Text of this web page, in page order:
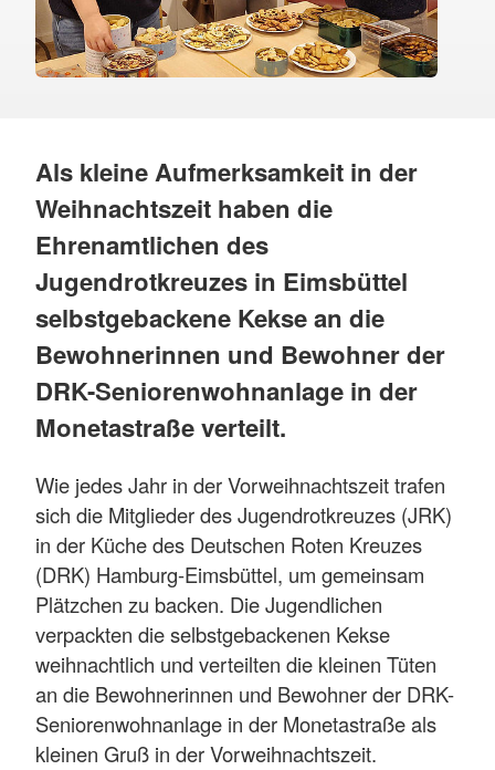
Als kleine Aufmerksamkeit in der
Weihnachtszeit haben die
Ehrenamtlichen des
Jugendrotkreuzes in Eimsbüttel
selbstgebackene Kekse an die
Bewohnerinnen und Bewohner der
DRK-Seniorenwohnanlage in der
Monetastraße verteilt.
Wie jedes Jahr in der Vorweihnachtszeit trafen
sich die Mitglieder des Jugendrotkreuzes (JRK)
in der Küche des Deutschen Roten Kreuzes
(DRK) Hamburg-Eimsbüttel, um gemeinsam
Plätzchen zu backen. Die Jugendlichen
verpackten die selbstgebackenen Kekse
weihnachtlich und verteilten die kleinen Tüten
an die Bewohnerinnen und Bewohner der DRK-
Seniorenwohnanlage in der Monetastraße als
kleinen Gruß in der Vorweihnachtszeit.